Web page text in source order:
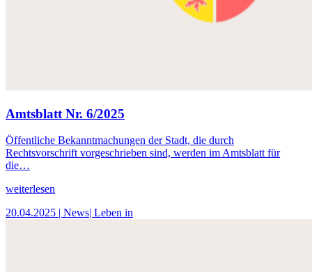
Amtsblatt Nr. 6/2025
Öffentliche Bekanntmachungen der Stadt, die durch
Rechtsvorschrift vorgeschrieben sind, werden im Amtsblatt für
die…
weiterlesen
20.04.2025 | News| Leben in